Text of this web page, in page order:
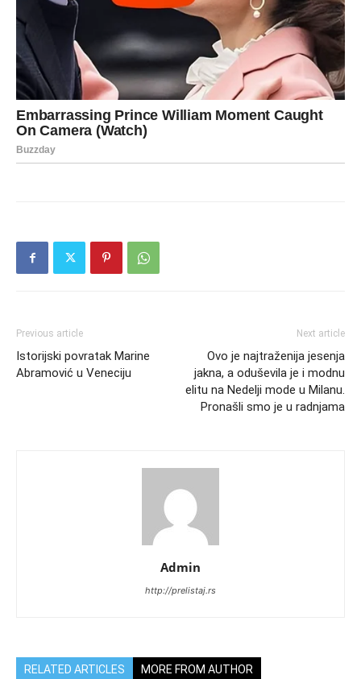
Previous article
Istorijski povratak Marine
Abramović u Veneciju
Next article
Ovo je najtraženija jesenja
jakna, a oduševila je i modnu
elitu na Nedelji mode u Milanu.
Pronašli smo je u radnjama
Admin
http://prelistaj.rs
RELATED ARTICLES MORE FROM AUTHOR